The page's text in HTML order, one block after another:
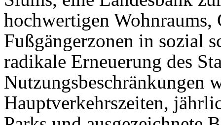
hochwertigen Wohnraums,
Fußgängerzonen in sozial
radikale Erneuerung des
Nutzungsbeschränkungen
Hauptverkehrszeiten,